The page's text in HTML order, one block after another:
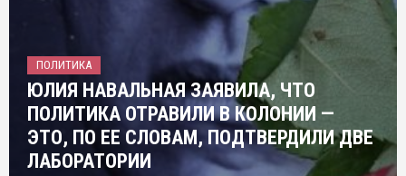
ПОЛИТИКА
ЮЛИЯ НАВАЛЬНАЯ ЗАЯВИЛА, ЧТО
ПОЛИТИКА ОТРАВИЛИ В КОЛОНИИ —
ЭТО, ПО ЕЕ СЛОВАМ, ПОДТВЕРДИЛИ ДВЕ
ЛАБОРАТОРИИ